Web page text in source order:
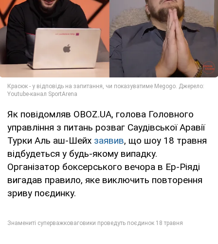
Як повідомляв OBOZ.UA, голова Головного
управління з питань розваг Саудівської Аравії
Турки Аль аш-Шейх заявив, що шоу 18 травня
відбудеться у будь-якому випадку.
Організатор боксерського вечора в Ер-Ріяді
вигадав правило, яке виключить повторення
зриву поєдинку.